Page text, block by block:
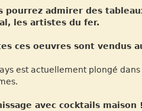
pourrez admirer des
les artistes du fer.
ces oeuvres sont vendus
est actuellement plongé
avec cocktails maison !